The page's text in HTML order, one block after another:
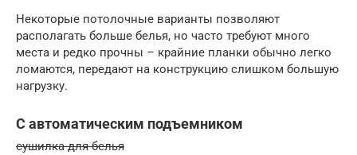
Некоторые потолочные варианты позволяют
располагать больше белья, но часто требуют много
места и редко прочны – крайние планки обычно легко
ломаются, передают на конструкцию слишком большую
нагрузку.
С автоматическим подъемником
сушилка для белья